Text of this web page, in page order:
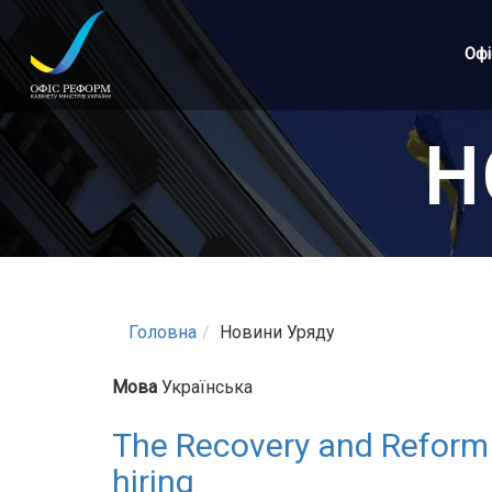
до
основного
матеріалу
Головна Новини Уряду
Мова Українська
The Recovery and
hiring